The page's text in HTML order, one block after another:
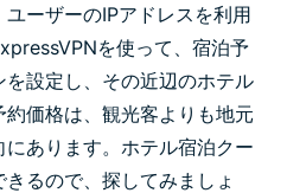
ーザーのIPアドレスを利用
を使って、宿泊予
設定し、その近辺のホテル
価格は、観光客よりも地元
あります。ホテル宿泊クー
るので、探してみましょ